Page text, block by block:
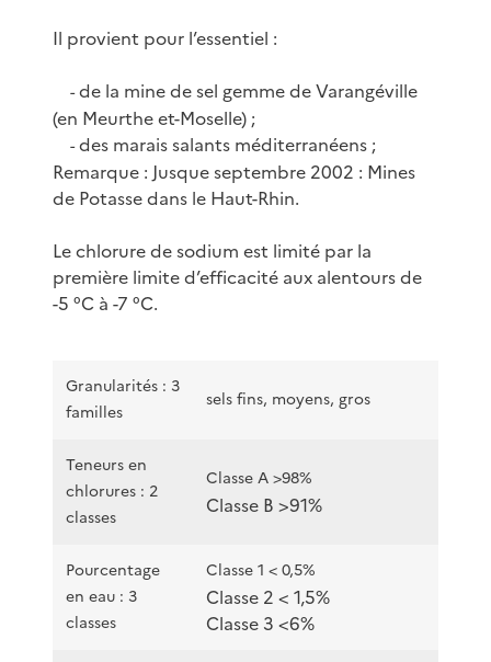
Il provient pour l’essentiel :
-de la mine de sel gemme de Varangéville
(en Meurthe et-Moselle) ;
-des marais salants méditerranéens ;
Remarque : Jusque septembre 2002 : Mines
de Potasse dans le Haut-Rhin.
Le chlorure de sodium est limité par la
première limite d’efficacité aux alentours de
-5 °C à -7 °C.
Granularités : 3
familles
sels fins, moyens, gros
Teneurs en
chlorures : 2
classes
Classe A >98%
Classe B >91%
Pourcentage
en eau : 3
classes
Classe 1 < 0,5%
Classe 2 < 1,5%
Classe 3 <6%